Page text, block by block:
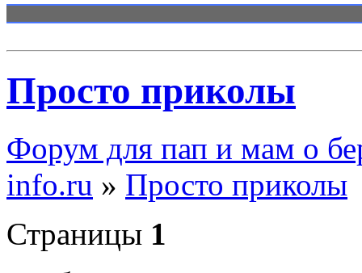
Просто приколы
Форум для пап и мам о
info.ru » Просто приколы
Страницы 1